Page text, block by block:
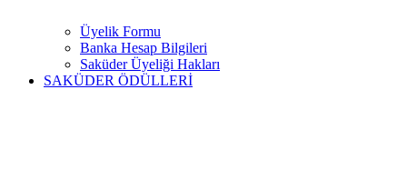
Üyelik Formu
Banka Hesap Bilgileri
Saküder Üyeliği Hakları
SAKÜDER ÖDÜLLERİ